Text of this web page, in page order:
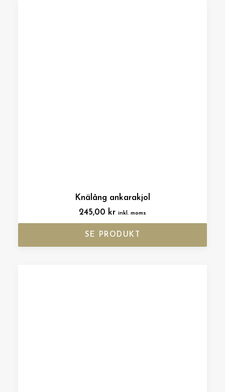
Knälång ankarakjol
245,00 kr inkl. moms
SE PRODUKT